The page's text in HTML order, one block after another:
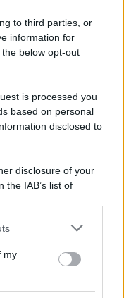
to third parties, or
information for
below opt-out
is processed you
based on personal
disclosed to
disclosure of your
the IAB’s list of
by us to third parties
my
- Testata
N. 8/2020 - RG N.
ALL’ANSO
ONLINE)